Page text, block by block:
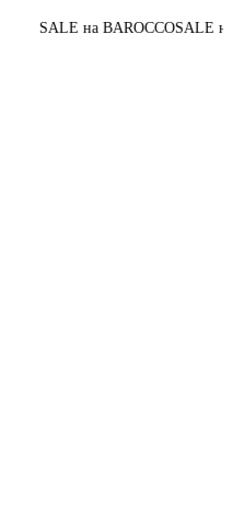
SALE на BAROCCOSALE на